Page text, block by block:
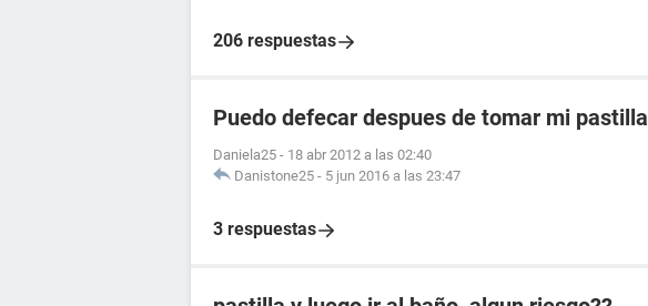
206 respuestas
Puedo defecar despues de tomar mi pastilla
Daniela25 - 18 abr 2012 a las 02:40
Danistone25 - 5 jun 2016 a las 23:47
3 respuestas